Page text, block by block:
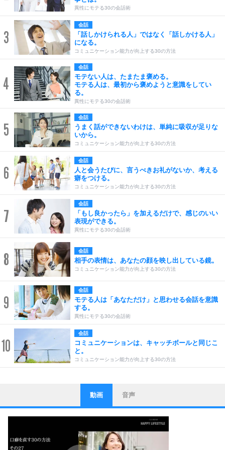
異性にモテる30の会話術
3
会話
「話しかけられる人」ではなく「話しかける人」
になる。
コミュニケーション能力が向上する30の方法
4
会話
モテない人は、たまたま褒める。
モテる人は、最初から褒めようと意識をしてい
る。
異性にモテる30の会話術
5
会話
うまく話ができないわけは、単純に吸収が足りな
いから。
コミュニケーション能力が向上する30の方法
6
会話
人と会うたびに、言うべきお礼がないか、考える
癖をつける。
コミュニケーション能力が向上する30の方法
7
会話
「もし良かったら」を加えるだけで、感じのいい
表現ができる。
異性にモテる30の会話術
8 会話
相手の表情は、あなたの顔を映し出している鏡。
コミュニケーション能力が向上する30の方法
9
会話
モテる人は「あなただけ」と思わせる会話を意識
する。
異性にモテる30の会話術
10
会話
コミュニケーションは、キャッチボールと同じこ
と。
コミュニケーション能力が向上する30の方法
1
ストレス対策
他人と比べない。
いっそのこと、他人を見ない。
いらいらしない人になる30の方法
プラス思考
動画 音声